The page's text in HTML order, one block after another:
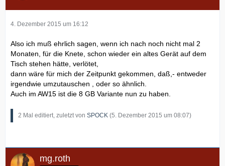
4. Dezember 2015 um 16:12
Also ich muß ehrlich sagen, wenn ich nach noch nicht mal 2
Monaten, für die Knete, schon wieder ein altes Gerät auf dem
Tisch stehen hätte, verlötet,
dann wäre für mich der Zeitpunkt gekommen, daß,- entweder
irgendwie umzutauschen , oder so ähnlich.
Auch im AW15 ist die 8 GB Variante nun zu haben.
2 Mal editiert, zuletzt von SPOCK (5. Dezember 2015 um 08:07)
mg.roth